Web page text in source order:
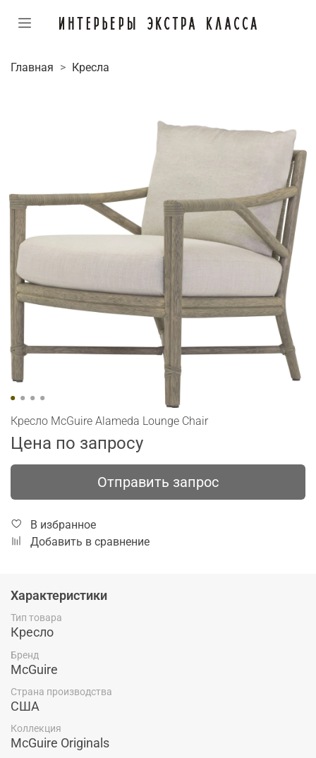
Главная Кресла
Кресло McGuire Alameda Lounge Chair
Цена по запросу
Отправить запрос
В избранное
Добавить в сравнение
Характеристики
Тип товара
Кресло
Бренд
McGuire
Страна производства
США
Коллекция
McGuire Originals